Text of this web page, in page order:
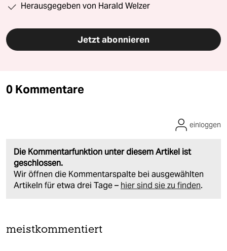
Herausgegeben von Harald Welzer
Jetzt abonnieren
0 Kommentare
Die Kommentarfunktion unter diesem Artikel ist
geschlossen.
Wir öffnen die Kommentarspalte bei ausgewählten
Artikeln für etwa drei Tage – hier sind sie zu finden.
einloggen
meistkommentiert